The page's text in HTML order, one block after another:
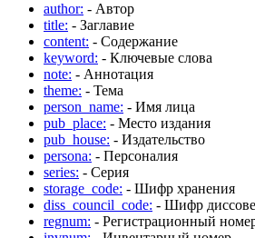
author: - Автор
title: - Заглавие
content: - Содержание
keyword: - Ключевые слова
note: - Аннотация
theme: - Тема
person_name: - Имя лица
pub_place: - Место издания
pub_house: - Издательство
persona: - Персоналия
series: - Серия
storage_code: - Шифр хранения
diss_council_code: - Шифр
regnum: - Регистрационный